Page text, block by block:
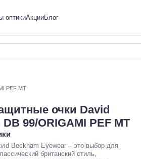
оптикиАкцииБлог
PEF MT
очки David
99/ORIGAMI PEF MT
Beckham Eyewear – это выбор для
британский стиль,